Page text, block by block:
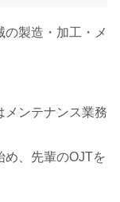
製造・加工・メ
メンテナンス業務
、先輩のOJTを